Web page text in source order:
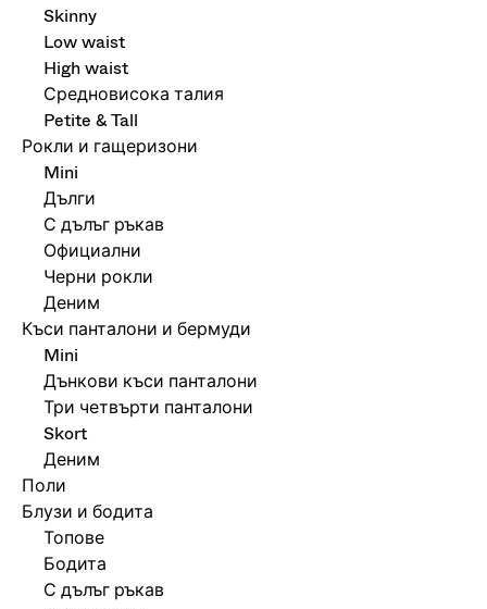
Skinny
Low waist
High waist
Средновисока талия
Petite & Tall
Рокли и гащеризони
Mini
Дълги
С дълъг ръкав
Официални
Черни рокли
Деним
Къси панталони и бермуди
Mini
Дънкови къси панталони
Три четвърти панталони
Skort
Деним
Поли
Блузи и бодита
Топове
Бодита
С дълъг ръкав